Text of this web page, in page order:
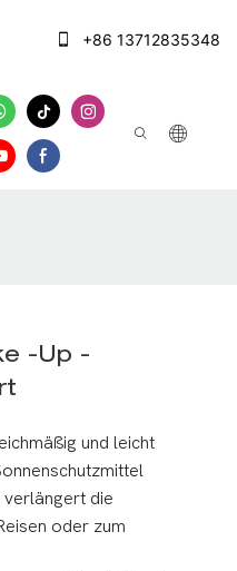
+86 13712835348
uns
-up -
und leicht
verlängert die
oder zum